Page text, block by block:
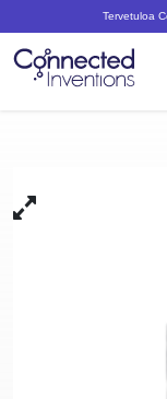
Tervetuloa